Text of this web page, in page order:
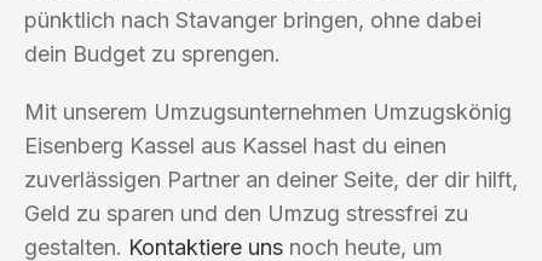
pünktlich nach Stavanger bringen, ohne dabei
dein Budget zu sprengen.
Mit unserem Umzugsunternehmen Umzugskönig
Eisenberg Kassel aus Kassel hast du einen
zuverlässigen Partner an deiner Seite, der dir hilft,
Geld zu sparen und den Umzug stressfrei zu
gestalten. Kontaktiere uns noch heute, um